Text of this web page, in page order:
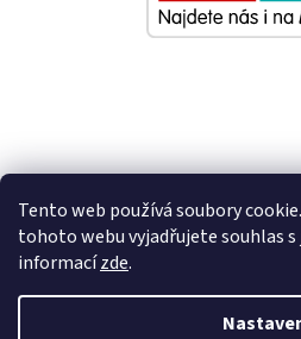
Tento web používá soubory
tohoto webu vyjadřujete souhlas s
informacízde.
Nastavil tým